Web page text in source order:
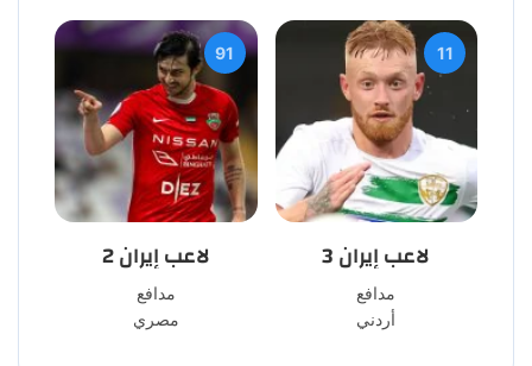
11
لاعب إيران 3
مدافع
أردني
91
لاعب إيران 2
مدافع
مصري